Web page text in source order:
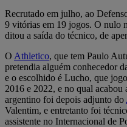
Recrutado em julho, ao
9 vitórias em 19 jogos. O nulo
ditou a saída do técnico, de
O Athletico, que tem Paulo
pretendia alguém conhecedor
e o escolhido é Lucho, que
2016 e 2022, e no qual
argentino foi depois adjunto do
Valentim, e entretanto foi
assistente no Internacional de